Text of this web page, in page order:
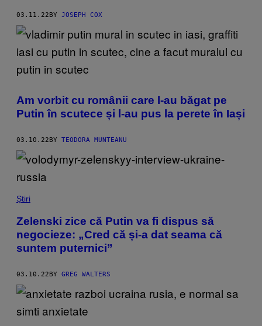
03.11.22BY JOSEPH COX
Am vorbit cu românii care l-au băgat pe
Putin în scutece și l-au pus la perete în Iași
03.10.22 BY TEODORA MUNTEANU
Știri
Zelenski zice că Putin va fi dispus să
negocieze: „Cred că și-a dat seama că
suntem puternici”
03.10.22BY GREG WALTERS